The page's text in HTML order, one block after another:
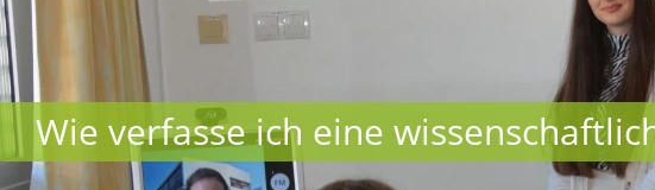
Wie verfasse ich eine